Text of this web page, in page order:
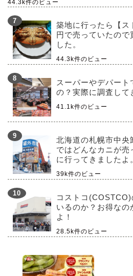
44.3k件のビュー
築地に行ったら【ス
円で売っていたので
した。
44.3k件のビュー
スーパーやデパー
の？実際に調査して
41.1k件のビュー
北海道の札幌市中央
ではどんなカニが売
に行ってきましたよ
39k件のビュー
コストコ
いるのか？お得なの
よ！
28.5k件のビュー